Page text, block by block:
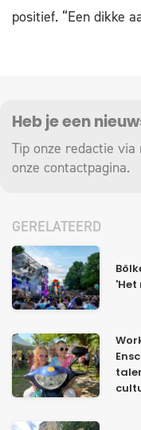
positief. “Een dikke
Heb je een
Tip onze redactie
onze contactpagina.
GERELATEERD
'Het